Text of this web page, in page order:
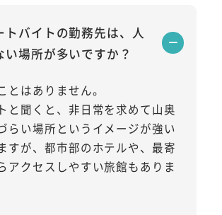
トバイトの勤務先は、人
い場所が多いですか？
とはありません。
と聞くと、非日常を求めて山奥
らい場所というイメージが強い
すが、都市部のホテルや、最寄
アクセスしやすい旅館もありま